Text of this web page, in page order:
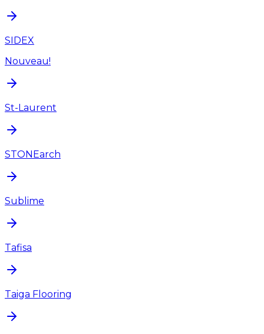
SIDEX
Nouveau!
St-Laurent
STONEarch
Sublime
Tafisa
Taiga Flooring